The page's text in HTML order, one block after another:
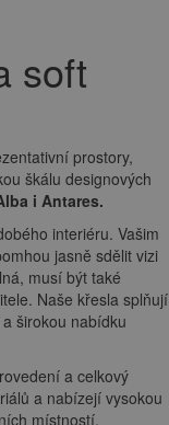
soft
prostory,
škálu designových
i Antares.
interiéru. Vašim
jasně sdělit vizi
musí být také
Naše křesla splňují
širokou nabídku
a celkový
a nabízejí vysokou
místností,